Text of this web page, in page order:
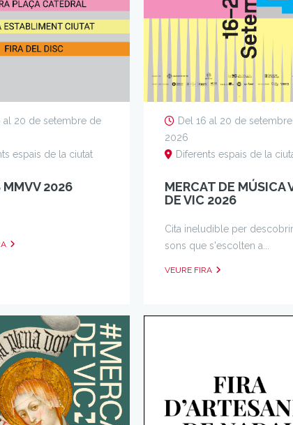
al 20 de setembre de
espais de la ciutat
MMVV 2026
Del 16 al 20 de setembre
2026
Diferents espais de la
MERCAT DE MÚSICA
DE VIC 2026
Cita ineludible per
sons que s'escolten a...
VEURE FIRA